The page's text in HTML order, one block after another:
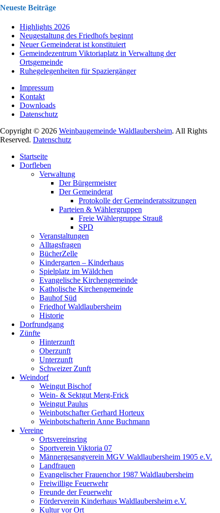
Neueste Beiträge
Highlights 2026
Neugestaltung des Friedhofs beginnt
Neuer Gemeinderat ist konstituiert
Gemeindezentrum Viktoriaplatz in Verwaltung der
Ortsgemeinde
Ruhegelegenheiten für Spaziergänger
Impressum
Kontakt
Downloads
Datenschutz
Copyright © 2026 Weinbaugemeinde Waldlaubersheim. All Rights
Reserved. Datenschutz
oben
scrollen
Startseite
Dorfleben
Verwaltung
Der Bürgermeister
Der Gemeinderat
Protokolle der Gemeinderatssitzungen
Parteien & Wählergruppen
Freie Wählergruppe Strauß
SPD
Veranstaltungen
Alltagsfragen
BücherZelle
Kindergarten – Kinderhaus
Spielplatz im Wäldchen
Evangelische Kirchengemeinde
Katholische Kirchengemeinde
Bauhof Süd
Friedhof Waldlaubersheim
Historie
Dorfrundgang
Zünfte
Hinterzunft
Oberzunft
Unterzunft
Schweizer Zunft
Weindorf
Weingut Bischof
Wein- & Sektgut Merg-Frick
Weingut Paulus
Weinbotschafter Gerhard Horteux
Weinbotschafterin Anne Buchmann
Vereine
Ortsvereinsring
Sportverein Viktoria 07
Männergesangverein MGV Waldlaubersheim 1905 e.V.
Landfrauen
Evangelischer Frauenchor 1987 Waldlaubersheim
Freiwillige Feuerwehr
Freunde der Feuerwehr
Förderverein Kinderhaus Waldlaubersheim e.V.
Kultur vor Ort